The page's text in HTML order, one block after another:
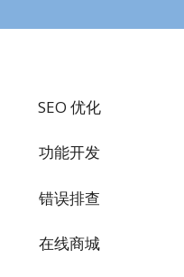
SEO 优化
功能开发
错误排查
在线商城